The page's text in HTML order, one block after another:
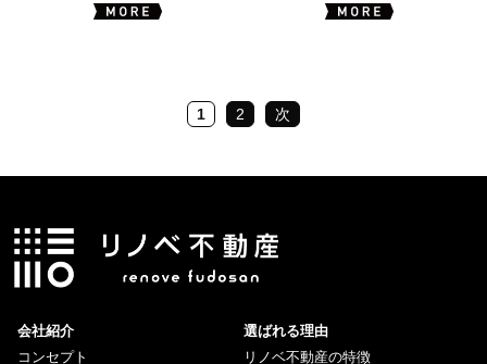
1 2 次
会社紹介
コンセプト
選ばれる理由
リノベ不動産の特徴